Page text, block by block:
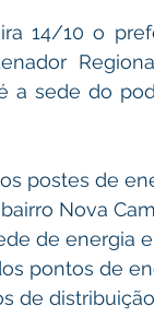
14/10 o
a sede do
postes de
Nova
de energia
pontos de
de